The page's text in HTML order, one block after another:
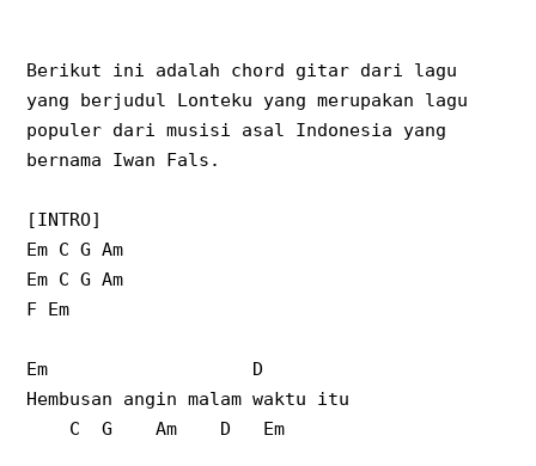
Berikut ini adalah chord gitar dari lagu
yang berjudul Lonteku yang merupakan lagu
populer dari musisi asal Indonesia yang
bernama Iwan Fals.
[INTRO]
Em C G Am
Em C G Am
F Em
Em
D
Hembusan angin malam waktu itu
C
G Am D Em